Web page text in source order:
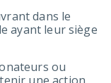
dans le
ayant leur siège
ou